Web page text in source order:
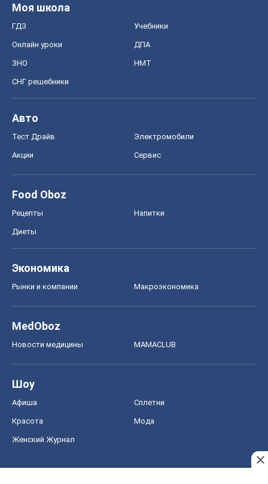
Моя школа
ГДЗ Учебники
Онлайн уроки ДПА
ЗНО НМТ
СНГ решебники
Авто
Тест Драйв Электромобили
Акции Сервис
Food Oboz
Рецепты Напитки
Диеты
Экономика
Рынки и компании Mакроэкономика
MedOboz
Новости медицины MAMACLUB
Шоу
Афиша Сплетни
Красота Мода
Женский Журнал